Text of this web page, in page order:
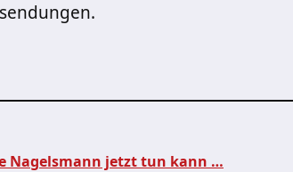
Nagelsmann jetzt tun kann …